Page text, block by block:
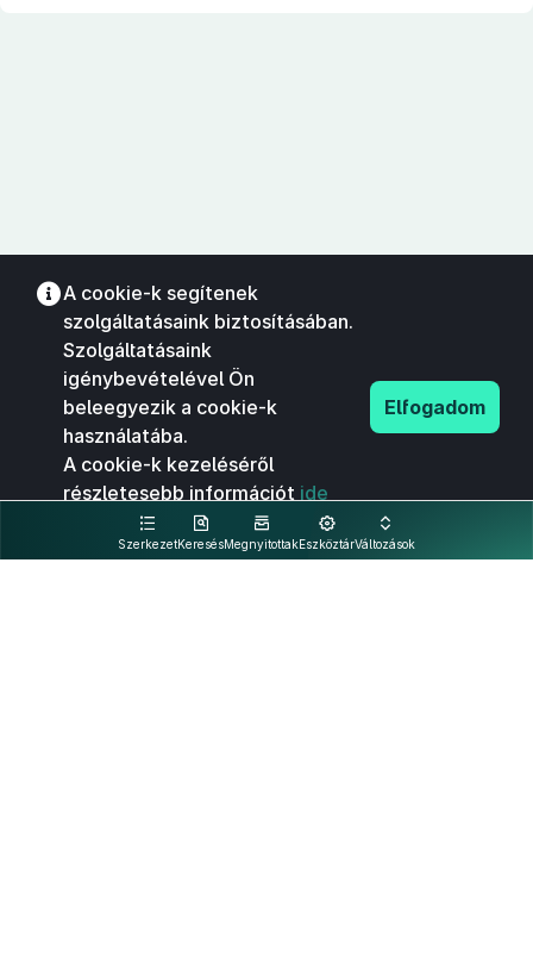
SzerkezetKeresésMegnyitottakEszköztárVáltozások
A cookie-k segítenek
szolgáltatásaink biztosításában.
Szolgáltatásaink
igénybevételével Ön
beleegyezik a cookie-k
használatába.
A cookie-k kezeléséről
részletesebb információt ide
kattintva olvashat.
Elfogadom